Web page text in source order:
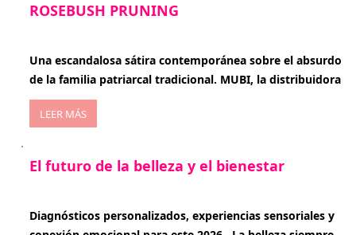
ROSEBUSH PRUNING
Una escandalosa sátira contemporánea sobre el absurdo
de la familia patriarcal tradicional. MUBI, la distribuidora
LEER MÁS
El futuro de la belleza y el bienestar
Diagnósticos personalizados, experiencias sensoriales y